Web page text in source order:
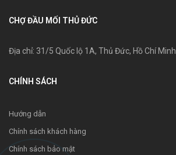
CHỢ ĐẦU MỐI THỦ ĐỨC
Địa chỉ: 31/5 Quốc lộ 1A, Thủ Đức, Hồ Chí Minh
CHÍNH SÁCH
Hướng dẫn
Chính sách khách hàng
Chính sách bảo mật